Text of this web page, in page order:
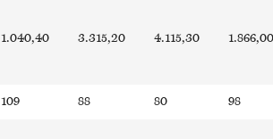
1.040,40 3.315,20 4.115,30 1.866,00
109 88 80 98